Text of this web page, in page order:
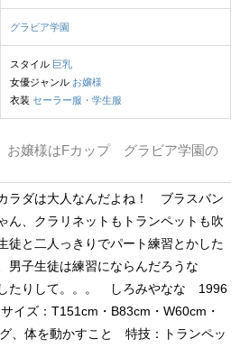
グラビア学園
スタイル 巨乳
女優ジャンル お嬢様
衣装 セーラー服・学生服
お嬢様はFカップ グラビア学園の
ラダは大人なんだよね！ ブラスバン
ん、クラリネットもトランペットも吹
徒と二人っきりでパート練習とかした
男子生徒は練習にならんだろうな
たりして。。。 しろみやなな 1996
ズ：T151cm・B83cm・W60cm・
、体を動かすこと 特技：トランペッ